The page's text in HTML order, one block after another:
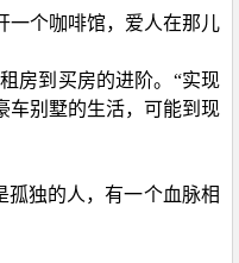
一个咖啡馆，爱人在那儿
房到买房的进阶。“实现
车别墅的生活，可能到现
独的人，有一个血脉相